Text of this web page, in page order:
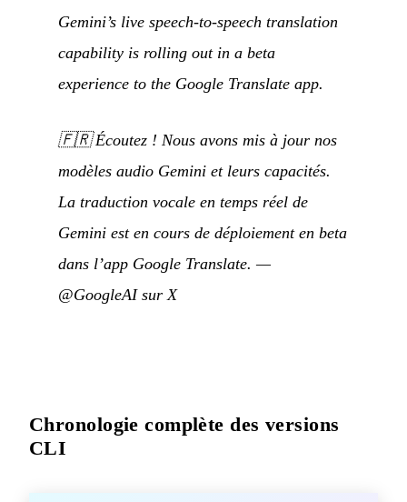
Gemini’s live speech-to-speech translation
capability is rolling out in a beta
experience to the Google Translate app.
🇫🇷Écoutez ! Nous avons mis à jour nos
modèles audio Gemini et leurs capacités.
La traduction vocale en temps réel de
Gemini est en cours de déploiement en beta
dans l’app Google Translate. —
@GoogleAI sur X
Chronologie complète des versions
CLI